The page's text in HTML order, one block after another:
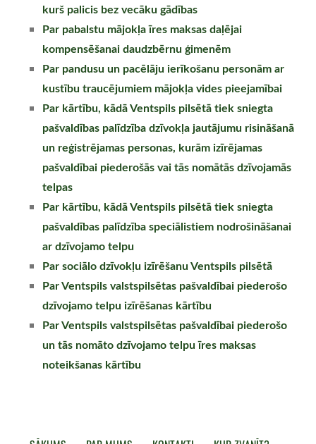
kurš palicis bez vecāku gādības
Par pabalstu mājokļa īres maksas daļējai
kompensēšanai daudzbērnu ģimenēm
Par pandusu un pacēlāju ierīkošanu personām ar
kustību traucējumiem mājokļa vides pieejamībai
Par kārtību, kādā Ventspils pilsētā tiek sniegta
pašvaldības palīdzība dzīvokļa jautājumu risināšanā
un reģistrējamas personas, kurām izīrējamas
pašvaldībai piederošās vai tās nomātās dzīvojamās
telpas
Par kārtību, kādā Ventspils pilsētā tiek sniegta
pašvaldības palīdzība speciālistiem nodrošināšanai
ar dzīvojamo telpu
Par sociālo dzīvokļu izīrēšanu Ventspils pilsētā
Par Ventspils valstspilsētas pašvaldībai piederošo
dzīvojamo telpu izīrēšanas kārtību
Par Ventspils valstspilsētas pašvaldībai piederošo
un tās nomāto dzīvojamo telpu īres maksas
noteikšanas kārtību